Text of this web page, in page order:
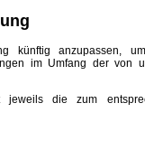
künftig anzupassen,
im Umfang der von
die zum